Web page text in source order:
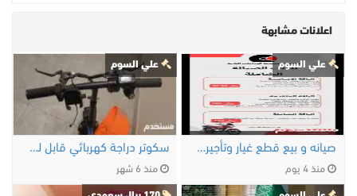
اعلانات مشابهة
علي السوم
صيانه و بيع قطع غيار وتأجير دراجات نارية …
منذ 4 يوم
علي السوم
سكوتر دراجة كهربائي قابل للطي
منذ 6 شهر